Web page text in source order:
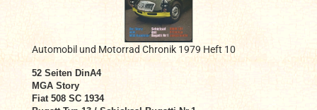
Automobil und Motorrad Chronik 1979 Heft 10
52 Seiten DinA4
MGA Story
Fiat 508 SC 1934